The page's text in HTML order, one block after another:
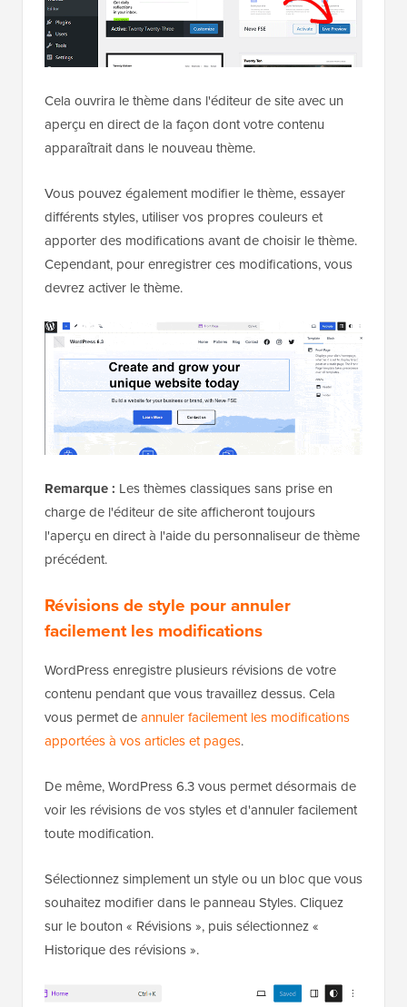
Cela ouvrira le thème dans l'éditeur de site avec un
aperçu en direct de la façon dont votre contenu
apparaîtrait dans le nouveau thème.
Vous pouvez également modifier le thème, essayer
différents styles, utiliser vos propres couleurs et
apporter des modifications avant de choisir le thème.
Cependant, pour enregistrer ces modifications, vous
devrez activer le thème.
Remarque : Les thèmes classiques sans prise en
charge de l'éditeur de site afficheront toujours
l'aperçu en direct à l'aide du personnaliseur de thème
précédent.
Révisions de style pour annuler
facilement les modifications
WordPress enregistre plusieurs révisions de votre
contenu pendant que vous travaillez dessus. Cela
vous permet deannuler facilement les modifications
apportées à vos articles et pages.
De même, WordPress 6.3 vous permet désormais de
voir les révisions de vos styles et d'annuler facilement
toute modification.
Sélectionnez simplement un style ou un bloc que vous
souhaitez modifier dans le panneau Styles. Cliquez
sur le bouton « Révisions », puis sélectionnez «
Historique des révisions ».